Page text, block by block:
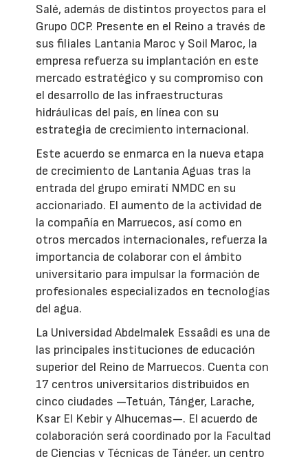
Salé, además de distintos proyectos para el
Grupo OCP. Presente en el Reino a través de
sus filiales Lantania Maroc y Soil Maroc, la
empresa refuerza su implantación en este
mercado estratégico y su compromiso con
el desarrollo de las infraestructuras
hidráulicas del país, en línea con su
estrategia de crecimiento internacional.
Este acuerdo se enmarca en la nueva etapa
de crecimiento de Lantania Aguas tras la
entrada del grupo emiratí NMDC en su
accionariado. El aumento de la actividad de
la compañía en Marruecos, así como en
otros mercados internacionales, refuerza la
importancia de colaborar con el ámbito
universitario para impulsar la formación de
profesionales especializados en tecnologías
del agua.
La Universidad Abdelmalek Essaâdi es una de
las principales instituciones de educación
superior del Reino de Marruecos. Cuenta con
17 centros universitarios distribuidos en
cinco ciudades —Tetuán, Tánger, Larache,
Ksar El Kebir y Alhucemas—. El acuerdo de
colaboración será coordinado por la Facultad
de Ciencias y Técnicas de Tánger, un centro